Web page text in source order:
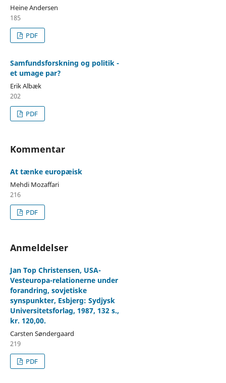
Heine Andersen
185
PDF
Samfundsforskning og politik -
et umage par?
Erik Albæk
202
PDF
Kommentar
At tænke europæisk
Mehdi Mozaffari
216
PDF
Anmeldelser
Jan Top Christensen, USA-
Vesteuropa-relationerne under
forandring, sovjetiske
synspunkter, Esbjerg: Sydjysk
Universitetsforlag, 1987, 132 s.,
kr. 120,00.
Carsten Søndergaard
219
PDF